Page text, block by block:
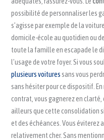
possibilité de personnaliser les
s’agisse par exemple de la
domicile-école au quotidien ou
toute la famille en escapade le
l’usage de votre foyer. Si vous
plusieurs voitures sans vous
sans hésiter pour ce dispositif.
contrat, vous gagnerez en
ailleurs que cette consolidation
et des échéances. Vous éviterez
relativement cher. Sans